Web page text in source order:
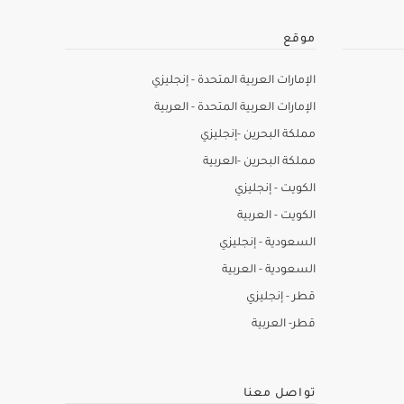
موقع
الإمارات العربية المتحدة - إنجليزي
الإمارات العربية المتحدة - العربية
مملكة البحرين -إنجليزي
مملكة البحرين -العربية
الكويت - إنجليزي
الكويت - العربية
السعودية - إنجليزي
السعودية - العربية
قطر - إنجليزي
قطر- العربية
تواصل معنا